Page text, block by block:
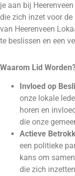
je aan bij
die zich inzet voor
van Heerenveen
te beslissen en een
Waarom Lid
Invloed op
onze lokale
horen en
die onze
Actieve
een politieke
kans om
die zich